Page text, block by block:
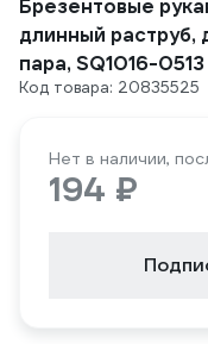
Брезентовые
длинный раструб,
пара, SQ1016-0513
Код товара: 20835525
Нет в наличии,
194 ₽